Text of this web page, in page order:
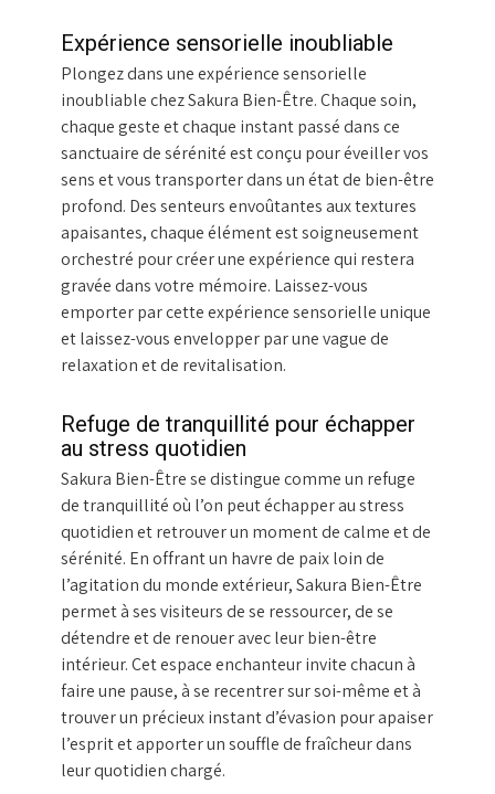
Expérience sensorielle inoubliable
Plongez dans une expérience sensorielle
inoubliable chez Sakura Bien-Être. Chaque soin,
chaque geste et chaque instant passé dans ce
sanctuaire de sérénité est conçu pour éveiller vos
sens et vous transporter dans un état de bien-être
profond. Des senteurs envoûtantes aux textures
apaisantes, chaque élément est soigneusement
orchestré pour créer une expérience qui restera
gravée dans votre mémoire. Laissez-vous
emporter par cette expérience sensorielle unique
et laissez-vous envelopper par une vague de
relaxation et de revitalisation.
Refuge de tranquillité pour échapper
au stress quotidien
Sakura Bien-Être se distingue comme un refuge
de tranquillité où l’on peut échapper au stress
quotidien et retrouver un moment de calme et de
sérénité. En offrant un havre de paix loin de
l’agitation du monde extérieur, Sakura Bien-Être
permet à ses visiteurs de se ressourcer, de se
détendre et de renouer avec leur bien-être
intérieur. Cet espace enchanteur invite chacun à
faire une pause, à se recentrer sur soi-même et à
trouver un précieux instant d’évasion pour apaiser
l’esprit et apporter un souffle de fraîcheur dans
leur quotidien chargé.